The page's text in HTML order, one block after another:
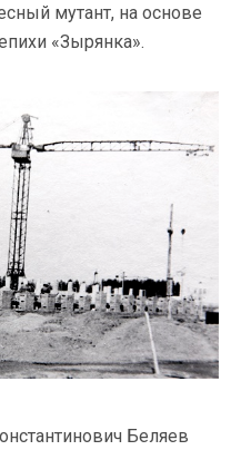
мутант, на основе
«Зырянка».
Беляев